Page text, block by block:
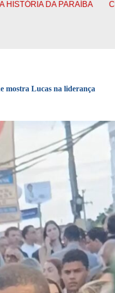
CONVENÇÃO “PRA
mostra Lucas na liderança